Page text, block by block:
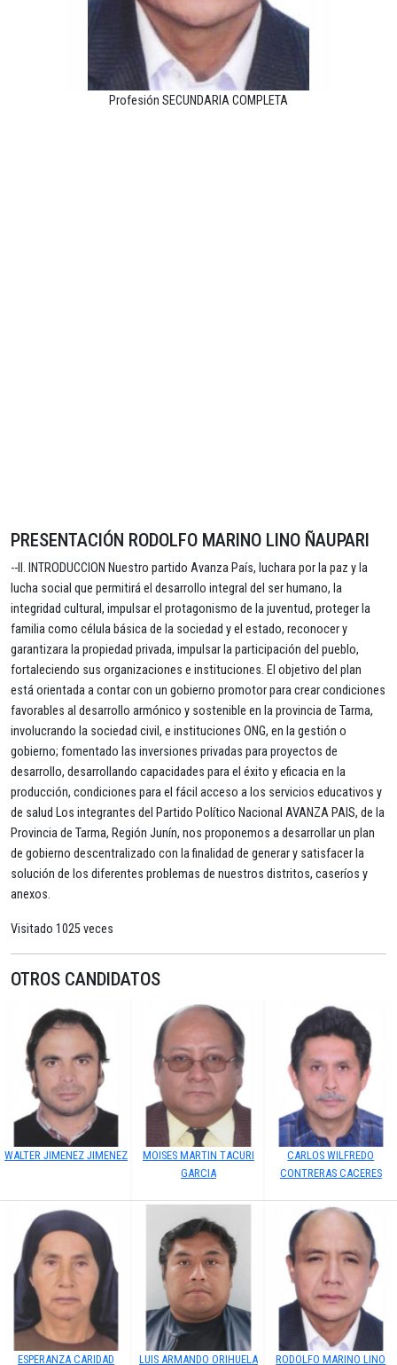
Profesión SECUNDARIA COMPLETA
PRESENTACIÓN RODOLFO MARINO LINO ÑAUPARI
--II. INTRODUCCION Nuestro partido Avanza País, luchara por la paz y la
lucha social que permitirá el desarrollo integral del ser humano, la
integridad cultural, impulsar el protagonismo de la juventud, proteger la
familia como célula básica de la sociedad y el estado, reconocer y
garantizara la propiedad privada, impulsar la participación del pueblo,
fortaleciendo sus organizaciones e instituciones. El objetivo del plan
está orientada a contar con un gobierno promotor para crear condiciones
favorables al desarrollo armónico y sostenible en la provincia de Tarma,
involucrando la sociedad civil, e instituciones ONG, en la gestión o
gobierno; fomentado las inversiones privadas para proyectos de
desarrollo, desarrollando capacidades para el éxito y eficacia en la
producción, condiciones para el fácil acceso a los servicios educativos y
de salud Los integrantes del Partido Político Nacional AVANZA PAIS, de la
Provincia de Tarma, Región Junín, nos proponemos a desarrollar un plan
de gobierno descentralizado con la finalidad de generar y satisfacer la
solución de los diferentes problemas de nuestros distritos, caseríos y
anexos.
Visitado 1025 veces
OTROS CANDIDATOS
WALTER JIMENEZ JIMENEZ
MOISES MARTIN TACURI
GARCIA
CARLOS WILFREDO
CONTRERAS CACERES
ESPERANZA CARIDAD LUIS ARMANDO ORIHUELA RODOLFO MARINO LINO